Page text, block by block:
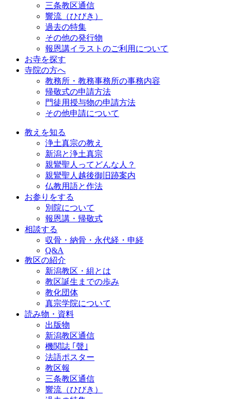
三条教区通信
響流（ひびき）
過去の特集
その他の発行物
報恩講イラストのご利用について
お寺を探す
寺院の方へ
教務所・教務事務所の事務内容
帰敬式の申請方法
門徒用授与物の申請方法
その他申請について
教えを知る
浄土真宗の教え
新潟と浄土真宗
親鸞聖人ってどんな人？
親鸞聖人越後御旧跡案内
仏教用語と作法
お参りをする
別院について
報恩講・帰敬式
相談する
収骨・納骨・永代経・申経
Q&A
教区の紹介
新潟教区・組とは
教区誕生までの歩み
教化団体
真宗学院について
読み物・資料
出版物
新潟教区通信
機関誌 ｢聲｣
法語ポスター
教区報
三条教区通信
響流（ひびき）